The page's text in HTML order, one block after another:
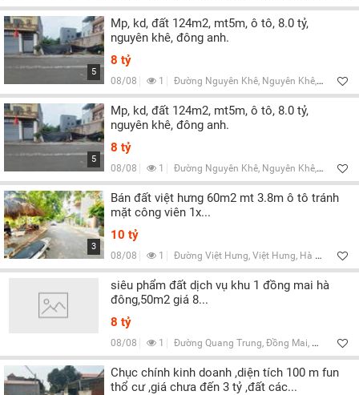
5
Mp, kd, đất 124m2, mt5m, ô tô, 8.0 tỷ,
nguyên khê, đông anh.
8 tỷ
08/08 1 Đường Nguyên Khê, Nguyên Khê, Hà Nội
5
Mp, kd, đất 124m2, mt5m, ô tô, 8.0 tỷ,
nguyên khê, đông anh.
8 tỷ
08/08 1 Đường Nguyên Khê, Nguyên Khê, Hà Nội
3
Bán đất việt hưng 60m2 mt 3.8m ô tô tránh
mặt công viên 1x...
10 tỷ
08/08 1 Đường Việt Hưng, Việt Hưng, Hà Nội
siêu phẩm đất dịch vụ khu 1 đồng mai hà
đông,50m2 giá 8...
8 tỷ
08/08 1 Đường Quang Trung, Đồng Mai, Hà Nội
Chục chính kinh doanh ,diện tích 100 m fun
thổ cư ,giá chưa đến 3 tỷ ,đất các...